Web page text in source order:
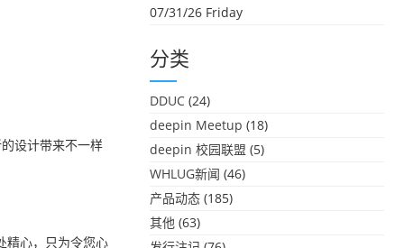
设计带来不一样
精心，只为令您心
07/31/26 Friday
分类
DDUC (24)
deepin Meetup (18)
deepin 校园联盟 (5)
WHLUG新闻 (46)
产品动态 (185)
其他 (63)